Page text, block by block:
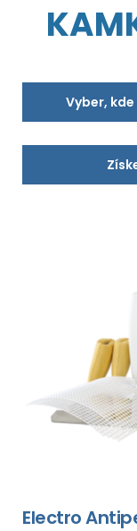
Vyber,
Electro